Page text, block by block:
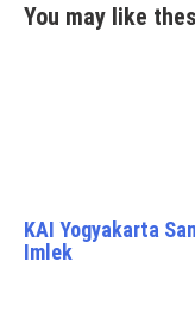
You may like
KAI Yogyakarta
Imlek